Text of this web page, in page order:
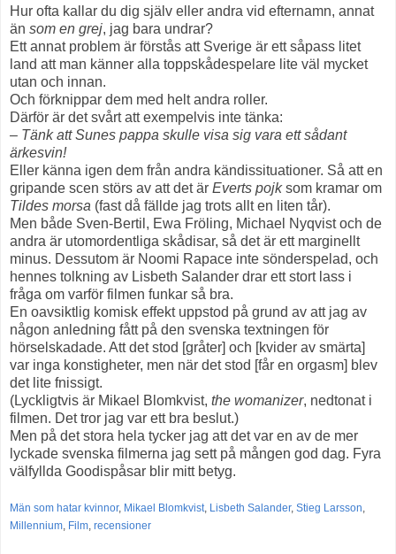
Hur ofta kallar du dig själv eller andra vid efternamn, annat
än som en grej, jag bara undrar?
Ett annat problem är förstås att Sverige är ett såpass litet
land att man känner alla toppskådespelare lite väl mycket
utan och innan.
Och förknippar dem med helt andra roller.
Därför är det svårt att exempelvis inte tänka:
– Tänk att Sunes pappa skulle visa sig vara ett sådant
ärkesvin!
Eller känna igen dem från andra kändissituationer. Så att en
gripande scen störs av att det är Everts pojksom kramar om
Tildes morsa (fast då fällde jag trots allt en liten tår).
Men både Sven-Bertil, Ewa Fröling, Michael Nyqvist och de
andra är utomordentliga skådisar, så det är ett marginellt
minus. Dessutom är Noomi Rapace inte sönderspelad, och
hennes tolkning av Lisbeth Salander drar ett stort lass i
fråga om varför filmen funkar så bra.
En oavsiktlig komisk effekt uppstod på grund av att jag av
någon anledning fått på den svenska textningen för
hörselskadade. Att det stod [gråter] och [kvider av smärta]
var inga konstigheter, men när det stod [får en orgasm] blev
det lite fnissigt.
(Lyckligtvis är Mikael Blomkvist, the womanizer, nedtonat i
filmen. Det tror jag var ett bra beslut.)
Men på det stora hela tycker jag att det var en av de mer
lyckade svenska filmerna jag sett på mången god dag. Fyra
välfyllda Goodispåsar blir mitt betyg.
Män som hatar kvinnor, Mikael Blomkvist, Lisbeth Salander, Stieg Larsson,
Millennium, Film, recensioner